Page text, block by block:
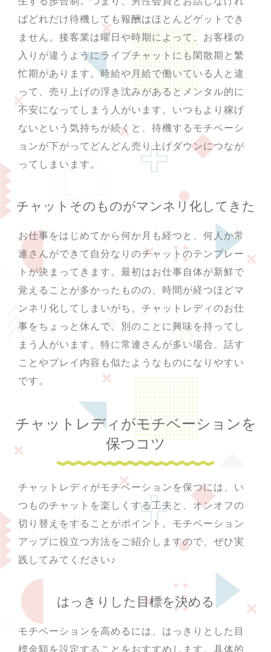
ばどれだけ待機しても報酬はほとんどゲットでき
ません。接客業は曜日や時期によって、お客様の
入りが違うようにライブチャットにも閑散期と繁
忙期があります。時給や月給で働いている人と違
って、売り上げの浮き沈みがあるとメンタル的に
不安になってしまう人がいます。いつもより稼げ
ないという気持ちが続くと、待機するモチベーシ
ョンが下がってどんどん売り上げダウンにつなが
ってしまいます。
チャットそのものがマンネリ化してきた
お仕事をはじめてから何か月も経つと、何人か常
連さんができて自分なりのチャットのテンプレー
トが決まってきます。最初はお仕事自体が新鮮で
覚えることが多かったものの、時間が経つほどマ
ンネリ化してしまいがち。チャットレディのお仕
事をちょっと休んで、別のことに興味を持ってし
まう人がいます。特に常連さんが多い場合、話す
ことやプレイ内容も似たようなものになりやすい
です。
チャットレディがモチベーションを
保つコツ
チャットレディがモチベーションを保つには、い
つものチャットを楽しくする工夫と、オンオフの
切り替えをすることがポイント。モチベーション
アップに役立つ方法をご紹介しますので、ぜひ実
践してみてください♪
はっきりした目標を決める
モチベーションを高めるには、はっきりとした目
標金額を設定することをおすすめします。具体的